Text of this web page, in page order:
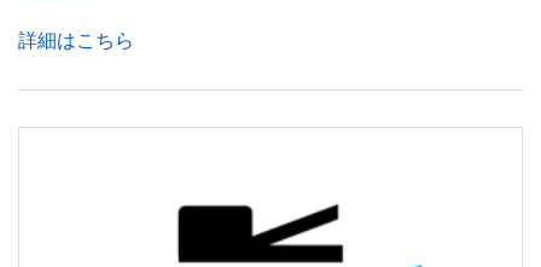
詳細はこちら